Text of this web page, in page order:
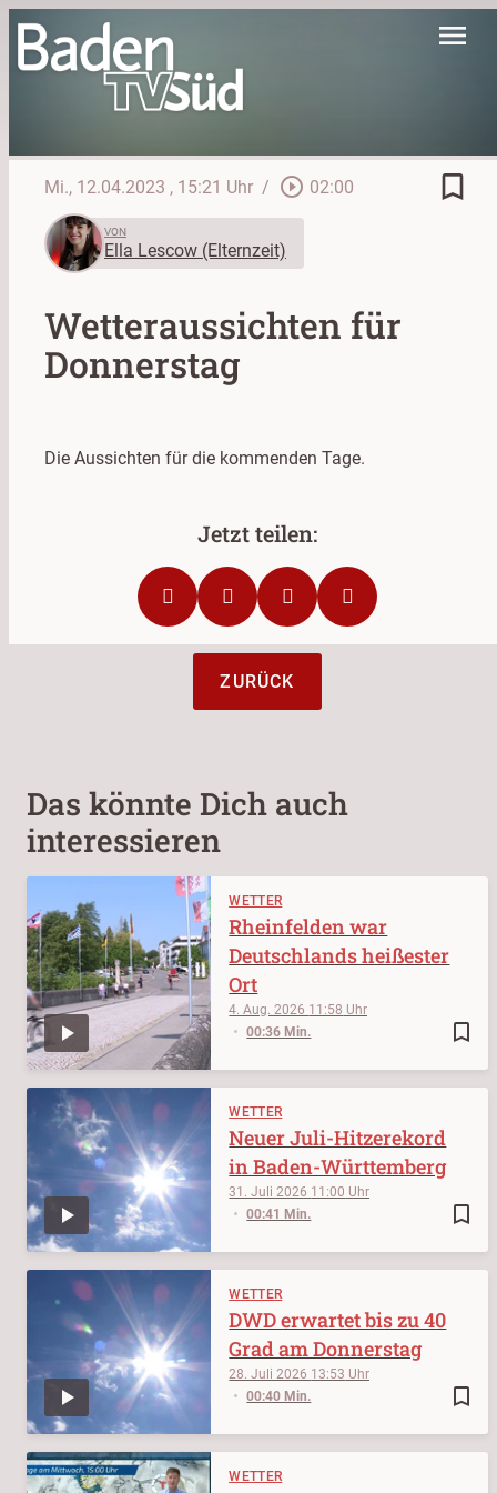
menu
Mi., 12.04.2023 , 15:21 Uhr / play_circle_outline 02:00 bookmark_border
VON
Ella Lescow (Elternzeit)
Wetteraussichten für
Donnerstag
Die Aussichten für die kommenden Tage.
ZURÜCK
Das könnte Dich auch
interessieren
WETTER
bookmark_border
4. Aug. 2026 11:58
00:36 Min.
Rheinfelden war
Deutschlands heißester
Ort
WETTER
bookmark_border
31. Juli 2026 11:00
00:41 Min.
Neuer Juli-Hitzerekord
in Baden-Württemberg
WETTER
bookmark_border
28. Juli 2026 13:53
00:40 Min.
DWD erwartet bis zu 40
Grad am Donnerstag
WETTER